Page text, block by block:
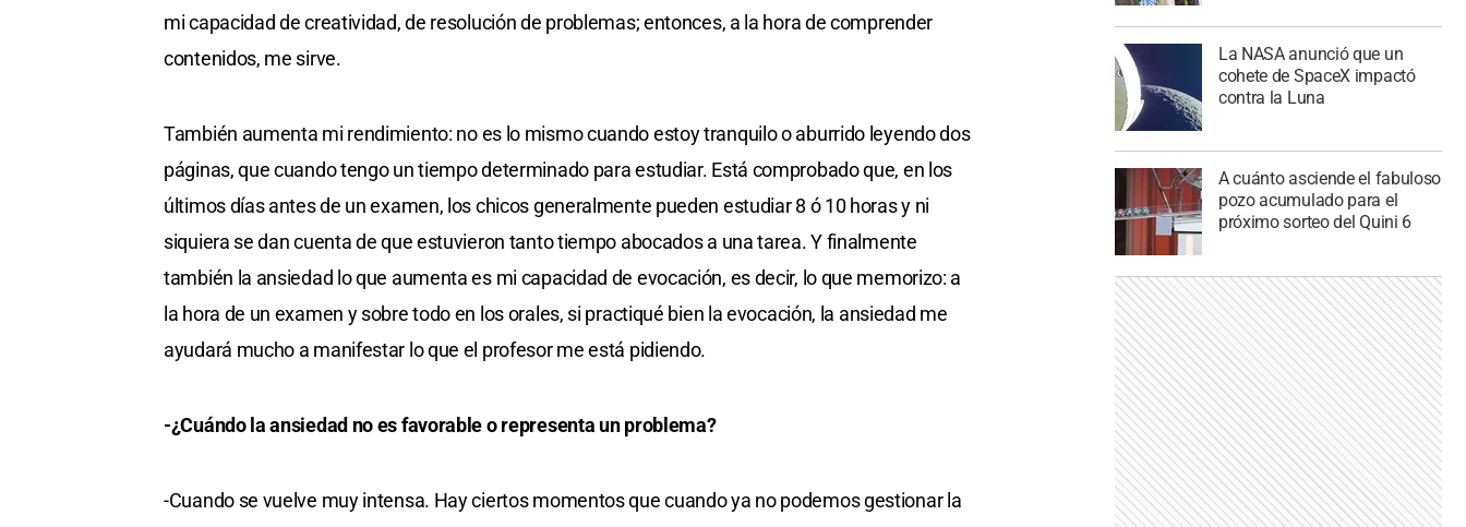
mi capacidad de creatividad, de resolución de problemas; entonces, a la hora de comprender
contenidos, me sirve.
También aumenta mi rendimiento: no es lo mismo cuando estoy tranquilo o aburrido leyendo dos
páginas, que cuando tengo un tiempo determinado para estudiar. Está comprobado que, en los
últimos días antes de un examen, los chicos generalmente pueden estudiar 8 ó 10 horas y ni
siquiera se dan cuenta de que estuvieron tanto tiempo abocados a una tarea. Y finalmente
también la ansiedad lo que aumenta es mi capacidad de evocación, es decir, lo que memorizo: a
la hora de un examen y sobre todo en los orales, si practiqué bien la evocación, la ansiedad me
ayudará mucho a manifestar lo que el profesor me está pidiendo.
-¿Cuándo la ansiedad no es favorable o representa un problema?
-Cuando se vuelve muy intensa. Hay ciertos momentos que cuando ya no podemos gestionar la
La NASA anunció que un
cohete de SpaceX impactó
contra la Luna
A cuánto asciende el fabuloso
pozo acumulado para el
próximo sorteo del Quini 6